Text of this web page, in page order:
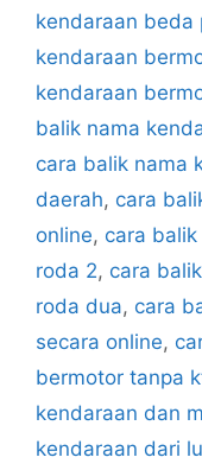
kendaraan beda
kendaraan
kendaraan
balik nama
cara balik nama
daerah, cara
online, cara
roda 2, cara
roda dua, cara
secara online,
bermotor tanpa
kendaraan dan
kendaraan dari